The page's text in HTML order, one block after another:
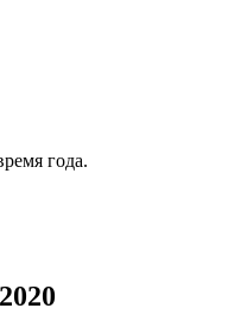
года.